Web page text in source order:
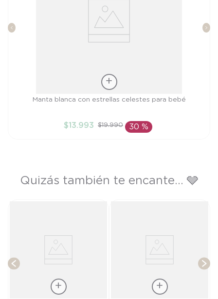
AÑADIR AL CARRITO
Manta blanca con estrellas celestes para bebé
$13.993 $19.990 30 %
Quizás también te encante... 🩶